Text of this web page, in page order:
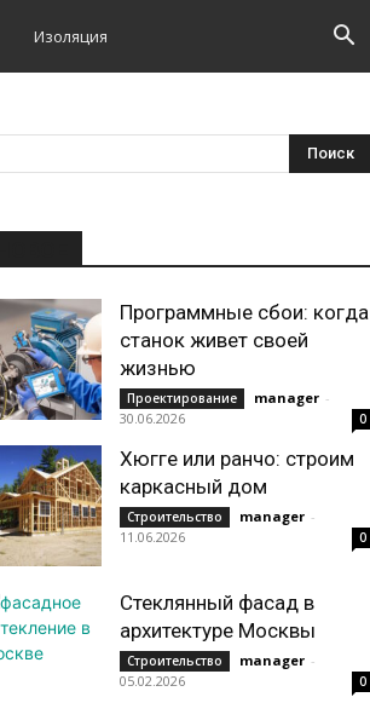
Изоляция
Программные сбои: когда
станок живет своей
жизнью
Проектирование manager -
30.06.2026
0
Хюгге или ранчо: строим
каркасный дом
Строительство manager -
11.06.2026
0
Стеклянный фасад в
архитектуре Москвы
Строительство manager -
05.02.2026
0